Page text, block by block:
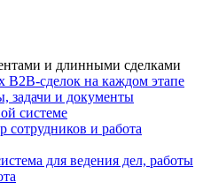
и длинными сделками
B2B-сделок на каждом этапе
задачи и документы
системе
сотрудников и работа
для ведения дел, работы